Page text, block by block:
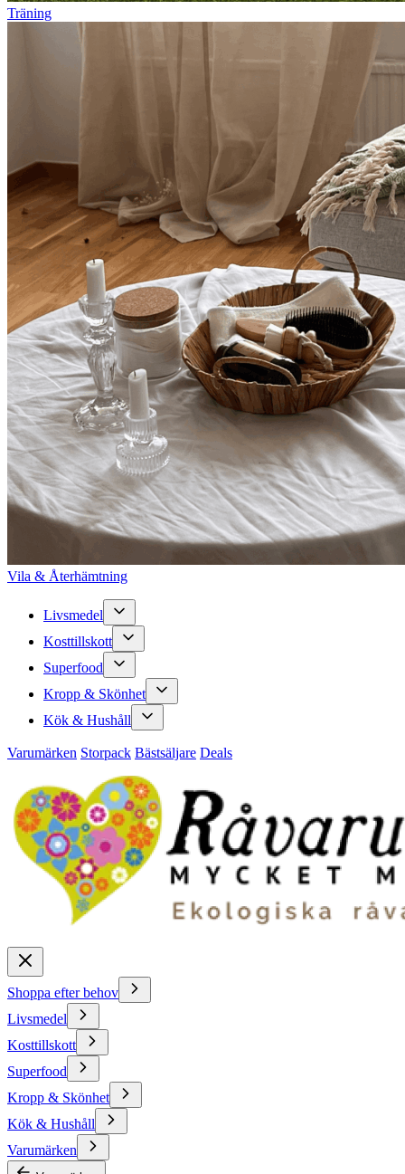
Träning
Vila & Återhämtning
Livsmedel
Kosttillskott
Superfood
Kropp & Skönhet
Kök & Hushåll
Varumärken Storpack Bästsäljare Deals
Shoppa efter behov
Livsmedel
Kosttillskott
Superfood
Kropp & Skönhet
Kök & Hushåll
Varumärken